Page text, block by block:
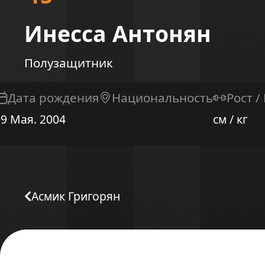
Инесса Антонян
Полузащитник
Дата рождения
Мая. 2004
Национальность Рост /
см / кг
Асмик Григорян